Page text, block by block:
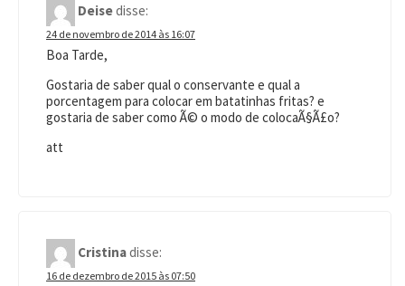
Deisedisse:
24 de novembro de 2014 às 16:07
Boa Tarde,
Gostaria de saber qual o conservante e qual a
porcentagem para colocar em batatinhas fritas? e
gostaria de saber como Ã© o modo de colocaÃ§Ã£o?
att
Cristinadisse:
16 de dezembro de 2015 às 07:50